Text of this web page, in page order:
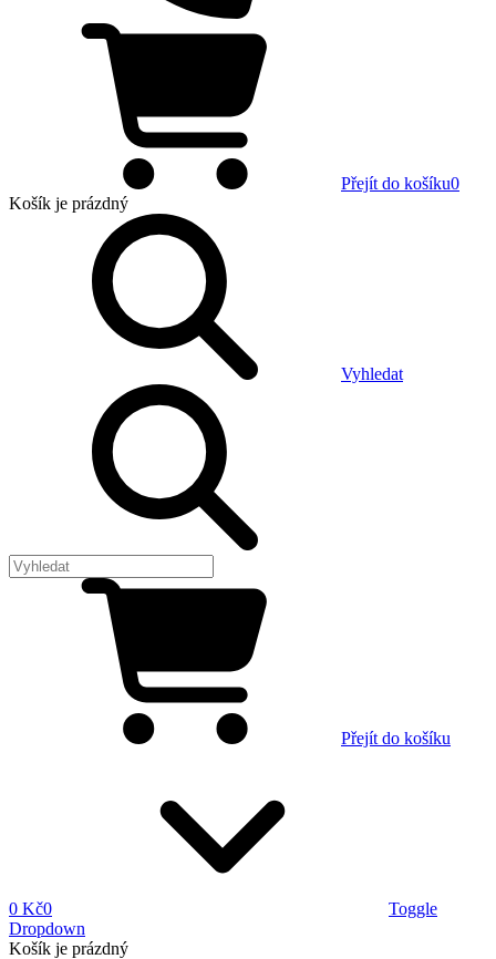
Přejít do košíku0
Košík je prázdný
Vyhledat
Přejít do košíku
0 Kč0
Toggle
Dropdown
Košík je prázdný